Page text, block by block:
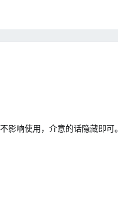
影响使用，介意的话隐藏即可。